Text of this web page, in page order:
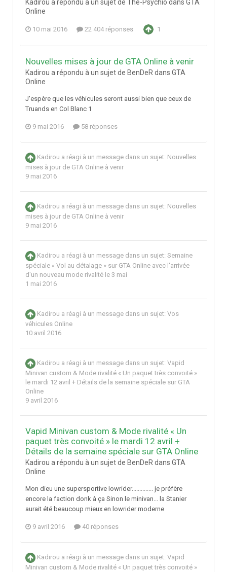
Kadirou a répondu à un sujet de The-Psychio dans GTA
Online
10 mai 2016 22 404 réponses 1
Nouvelles mises à jour de GTA Online à venir
Kadirou a répondu à un sujet de BenDeR dans GTA
Online
J'espère que les véhicules seront aussi bien que ceux de
Truands en Col Blanc 1
9 mai 2016 58 réponses
Kadirou a réagi à un message dans un sujet: Nouvelles
mises à jour de GTA Online à venir
9 mai 2016
Kadirou a réagi à un message dans un sujet: Nouvelles
mises à jour de GTA Online à venir
9 mai 2016
Kadirou a réagi à un message dans un sujet: Semaine
spéciale « Vol au détalage » sur GTA Online avec l'arrivée
d'un nouveau mode rivalité le 3 mai
1 mai 2016
Kadirou a réagi à un message dans un sujet: Vos
véhicules Online
10 avril 2016
Kadirou a réagi à un message dans un sujet: Vapid
Minivan custom & Mode rivalité « Un paquet très convoité »
le mardi 12 avril + Détails de la semaine spéciale sur GTA
Online
9 avril 2016
Vapid Minivan custom & Mode rivalité « Un
paquet très convoité » le mardi 12 avril +
Détails de la semaine spéciale sur GTA Online
Kadirou a répondu à un sujet de BenDeR dans GTA
Online
Mon dieu une supersportive lowrider.............. je préfère
encore la faction donk à ça Sinon le minivan... la Stanier
aurait été beaucoup mieux en lowrider moderne
9 avril 2016 40 réponses
Kadirou a réagi à un message dans un sujet: Vapid
Minivan custom & Mode rivalité « Un paquet très convoité »